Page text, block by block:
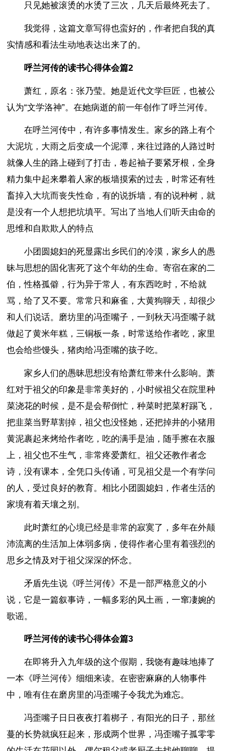
只见她被滚烫的水烫了三次，几天后最终死去了。
我觉得，这篇文章写得也蛮好的，作者把自我的真
实情感和看法生动地表达出来了的。
呼兰河传的读书心得体会篇2
萧红，原名：张乃莹。她是近代文学巨匠，也被公
认为“文学洛神”。在她病逝的前一年创作了呼兰河传。
在呼兰河传中，有许多事情发生。家乡的路上有个
大泥坑，大雨之后变成一个泥潭，来往过路的人路过时
就像人生的路上碰到了打击，卷起袖子要紧牙根，全身
精力集中起来攀着人家的板墙摸索的过去，时常还有牲
畜掉入大坑而丧失性命，有的说拆墙，有的说种树，就
是没有一个人想把坑填平。写出了当地人们听天由命的
思维和自欺欺人的特点
小团圆媳妇的死显露出乡民们的冷漠，家乡人的愚
昧与思想的固化害死了这个年幼的生命。寄宿在家的二
伯，性格孤僻，行为异于常人，有东西吃时，不给就
骂，给了又不要。常常只和麻雀，大黄狗聊天，却很少
和人们说话。磨坊里的冯歪嘴子，一到秋天冯歪嘴子就
做起了黄米年糕，三铜板一条，时常送给作者吃，家里
也会给些馒头，猪肉给冯歪嘴的孩子吃。
家乡人们的愚昧思想没有给萧红带来什么影响。萧
红对于祖父的印象是非常美好的，小时候祖父在院里种
菜浇花的时候，是不是会帮倒忙，种菜时把菜籽踢飞，
把韭菜当野草割掉，祖父也没怪她，还把掉井的小猪用
黄泥裹起来烤给作者吃，吃的满手是油，随手擦在衣服
上，祖父也不生气，非常疼爱萧红。祖父还教作者念
诗，没有课本，全凭口头传诵，可见祖父是一个有学问
的人，受过良好的教育。相比小团圆媳妇，作者生活的
家境有着天壤之别。
此时萧红的心境已经是非常的寂寞了，多年在外颠
沛流离的生活加上体弱多病，使得作者心里有着强烈的
思乡之情及对于祖父深深的怀念。
矛盾先生说《呼兰河传》不是一部严格意义的小
说，它是一篇叙事诗，一幅多彩的风土画，一窜凄婉的
歌谣。
呼兰河传的读书心得体会篇3
在即将升入九年级的这个假期，我饶有趣味地捧了
一本《呼兰河传》细细来读。在密密麻麻的人物事件
中，唯有住在磨房里的冯歪嘴子令我尤为难忘。
冯歪嘴子日日夜夜打着梆子，有阳光的日子，那丝
蔓的长势就疯狂起来，形成两个世界，冯歪嘴子孤零零